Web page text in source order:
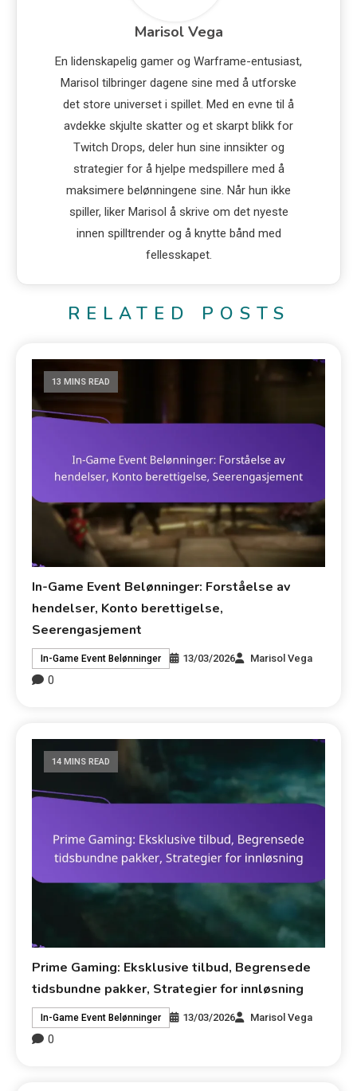
Marisol Vega
En lidenskapelig gamer og Warframe-entusiast,
Marisol tilbringer dagene sine med å utforske
det store universet i spillet. Med en evne til å
avdekke skjulte skatter og et skarpt blikk for
Twitch Drops, deler hun sine innsikter og
strategier for å hjelpe medspillere med å
maksimere belønningene sine. Når hun ikke
spiller, liker Marisol å skrive om det nyeste
innen spilltrender og å knytte bånd med
fellesskapet.
RELATED POSTS
13 MINS READ
In-Game Event Belønninger: Forståelse av
hendelser, Konto berettigelse,
Seerengasjement
In-Game Event Belønninger 13/03/2026 Marisol Vega
0
14 MINS READ
Prime Gaming: Eksklusive tilbud, Begrensede
tidsbundne pakker, Strategier for innløsning
In-Game Event Belønninger 13/03/2026 Marisol Vega
0